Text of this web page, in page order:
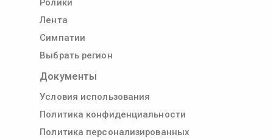
Ролики
Лента
Симпатии
Выбрать регион
Документы
Условия использования
Политика конфиденциальности
Политика персонализированных